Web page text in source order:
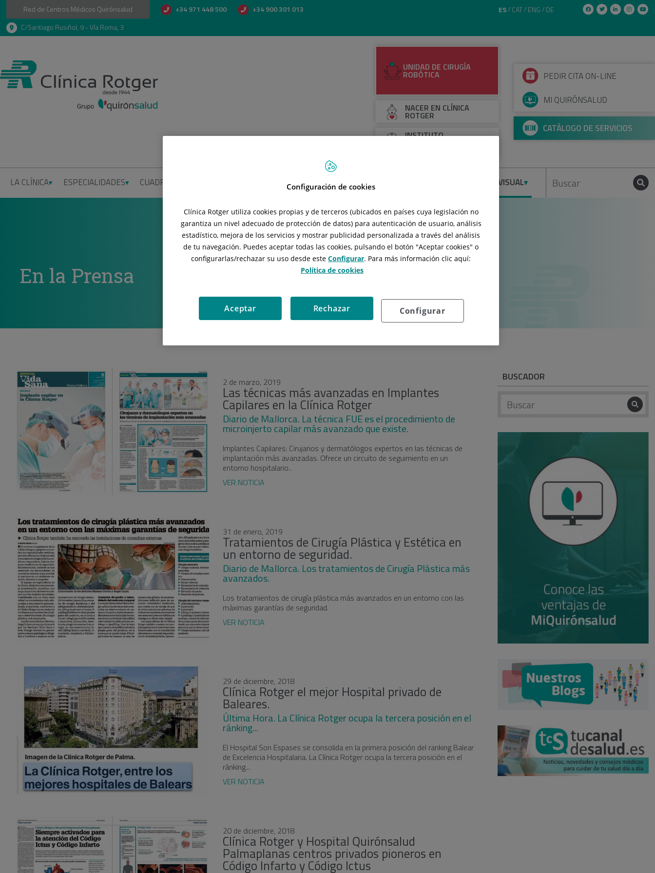
Red de Centros Médicos Quirónsalud +34 971 448 500
+34 900 301 013
C/Santiago Rusiñol, 9 - Vía Roma, 3
ES CAT ENG DE
UNIDAD DE CIRUGÍA
ROBÓTICA
NACER EN CLÍNICA
ROTGER
INSTITUTO
PEDIR CITA ON-LINE
MI QUIRÓNSALUD
CATÁLOGO DE SERVICIOS
LA CLÍNICA ESPECIALIDADES CUADRO MÉDICO INFORMACIÓN AL PACIENTE ÁREA DIAGNÓSTICA Y TRATAMIENTOS AUDIOVISUAL
En la Prensa
2 de marzo, 2019
Las técnicas más avanzadas en Implantes
Capilares en la Clínica Rotger
Diario de Mallorca. La técnica FUE es el procedimiento de
microinjerto capilar más avanzado que existe.
Implantes Capilares: Cirujanos y dermatólogos expertos en las técnicas de
implantación más avanzadas. Ofrece un circuito de seguimiento en un
entorno hospitalario..
VER NOTICIA
31 de enero, 2019
Tratamientos de Cirugía Plástica y Estética en
un entorno de seguridad.
Diario de Mallorca. Los tratamientos de Cirugía Plástica más
avanzados.
Los tratamientos de cirugía plástica más avanzados en un entorno con las
máximas garantías de seguridad.
VER NOTICIA
29 de diciembre, 2018
Clínica Rotger el mejor Hospital privado de
Baleares.
Última Hora. La Clínica Rotger ocupa la tercera posición en el
ránking...
El Hospital Son Espases se consolida en la primera posición del ranking Balear
de Excelencia Hospitalaria. La Clínica Rotger ocupa la tercera posición en el
ránking...
VER NOTICIA
20 de diciembre, 2018
Clínica Rotger y Hospital Quirónsalud
Palmaplanas centros privados pioneros en
Código Infarto y Código Ictus
BUSCADOR
Configuración de cookies
Clínica Rotger utiliza cookies propias y de terceros (ubicados en países cuya legislación no
garantiza un nivel adecuado de protección de datos) para autenticación de usuario, análisis
estadístico, mejora de los servicios y mostrar publicidad personalizada a través del análisis
de tu navegación. Puedes aceptar todas las cookies, pulsando el botón "Aceptar cookies" o
configurarlas/rechazar su uso desde este Configurar. Para más información clic aquí:
Política de cookies
Configurar
Rechazar
Aceptar